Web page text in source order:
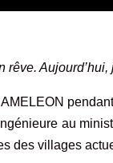
rêve.
au
des villages